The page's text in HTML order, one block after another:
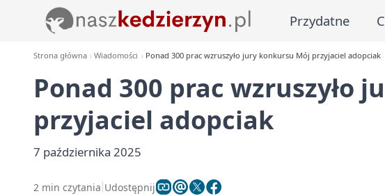
Przydatne
Strona główna Wiadomości Ponad 300 prac wzruszyło jury konkursu Mój przyjaciel adopciak
Ponad 300 prac wzruszyło
przyjaciel adopciak
7 października 2025
2 min czytania Udostępnij